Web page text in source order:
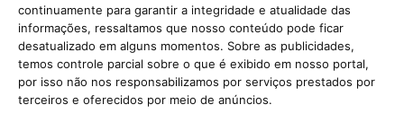
continuamente para garantir a integridade e atualidade das
informações, ressaltamos que nosso conteúdo pode ficar
desatualizado em alguns momentos. Sobre as publicidades,
temos controle parcial sobre o que é exibido em nosso portal,
por isso não nos responsabilizamos por serviços prestados por
terceiros e oferecidos por meio de anúncios.